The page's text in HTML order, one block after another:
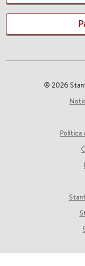
© 2026
Política